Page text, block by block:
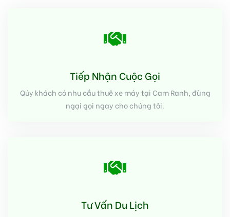
Tiếp Nhận Cuộc Gọi
Qúy khách có nhu cầu thuê xe máy tại Cam Ranh, đừng
ngại gọi ngay cho chúng tôi.
Tư Vấn Du Lịch